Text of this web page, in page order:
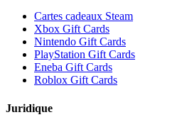
Cartes cadeaux Steam
Xbox Gift Cards
Nintendo Gift Cards
PlayStation Gift Cards
Eneba Gift Cards
Roblox Gift Cards
Juridique